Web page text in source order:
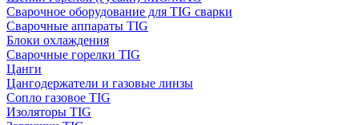
Сварочное оборудование для TIG сварки
Сварочные аппараты TIG
Блоки охлаждения
Сварочные горелки TIG
Цанги
Цангодержатели и газовые линзы
Сопло газовое TIG
Изоляторы TIG